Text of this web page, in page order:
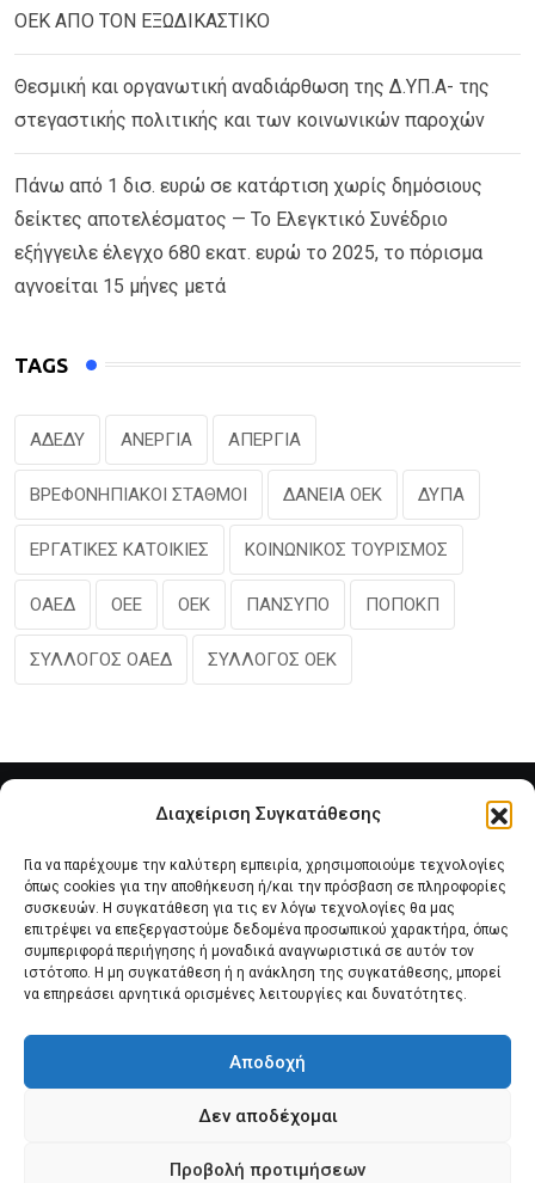
Διαχείριση Συγκατάθεσης
Για να παρέχουμε την καλύτερη εμπειρία, χρησιμοποιούμε τεχνολογίες
όπως cookies για την αποθήκευση ή/και την πρόσβαση σε πληροφορίες
συσκευών. Η συγκατάθεση για τις εν λόγω τεχνολογίες θα μας
επιτρέψει να επεξεργαστούμε δεδομένα προσωπικού χαρακτήρα, όπως
συμπεριφορά περιήγησης ή μοναδικά αναγνωριστικά σε αυτόν τον
ιστότοπο. Η μη συγκατάθεση ή η ανάκληση της συγκατάθεσης, μπορεί
να επηρεάσει αρνητικά ορισμένες λειτουργίες και δυνατότητες.
Αποδοχή
Δεν αποδέχομαι
Προβολή προτιμήσεων
ΟΕΚ ΑΠΟ ΤΟΝ ΕΞΩΔΙΚΑΣΤΙΚΟ
Θεσμική και οργανωτική αναδιάρθωση της Δ.ΥΠ.Α- της
στεγαστικής πολιτικής και των κοινωνικών παροχών
Πάνω από 1 δισ. ευρώ σε κατάρτιση χωρίς δημόσιους
δείκτες αποτελέσματος — Το Ελεγκτικό Συνέδριο
εξήγγειλε έλεγχο 680 εκατ. ευρώ το 2025, το πόρισμα
αγνοείται 15 μήνες μετά
TAGS
ΑΔΕΔΥ ΑΝΕΡΓΙΑ ΑΠΕΡΓΙΑ
ΒΡΕΦΟΝΗΠΙΑΚΟΙ ΣΤΑΘΜΟΙ ΔΑΝΕΙΑ ΟΕΚ ΔΥΠΑ
ΕΡΓΑΤΙΚΕΣ ΚΑΤΟΙΚΙΕΣ ΚΟΙΝΩΝΙΚΟΣ ΤΟΥΡΙΣΜΟΣ
ΟΑΕΔ ΟΕΕ ΟΕΚ ΠΑΝΣΥΠΟ ΠΟΠΟΚΠ
ΣΥΛΛΟΓΟΣ ΟΑΕΔ ΣΥΛΛΟΓΟΣ ΟΕΚ
Αρχική Νέα του Συλλόγου Θέματα e-Magazino
Πολιτική Cookies (ΕΕ)